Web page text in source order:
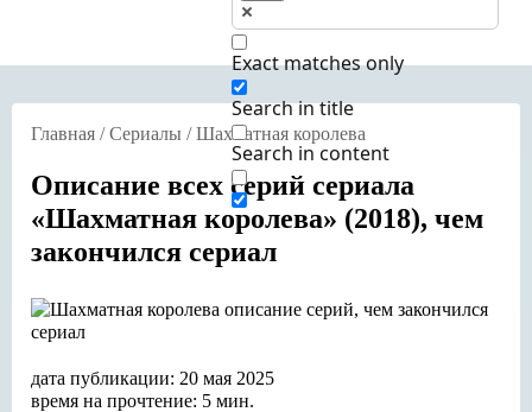
Exact matches only
Search in title
Search in content
Главная /Сериалы /Шахматная королева
Описание всех серий сериала
«Шахматная королева» (2018), чем
закончился сериал
дата публикации: 20 мая 2025
время на прочтение: 5 мин.